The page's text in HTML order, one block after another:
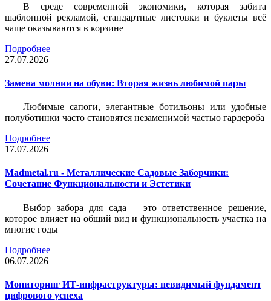
В среде современной экономики, которая забита
шаблонной рекламой, стандартные листовки и буклеты всё
чаще оказываются в корзине
Подробнее
27.07.2026
Замена молнии на обуви: Вторая жизнь любимой пары
Любимые сапоги, элегантные ботильоны или удобные
полуботинки часто становятся незаменимой частью гардероба
Подробнее
17.07.2026
Madmetal.ru - Металлические Садовые Заборчики:
Сочетание Функциональности и Эстетики
Выбор забора для сада – это ответственное решение,
которое влияет на общий вид и функциональность участка на
многие годы
Подробнее
06.07.2026
Мониторинг ИТ-инфраструктуры: невидимый фундамент
цифрового успеха